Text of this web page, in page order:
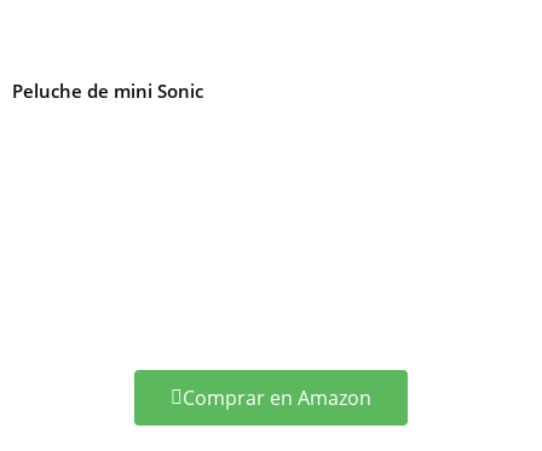
Peluche de mini Sonic
Comprar en Amazon